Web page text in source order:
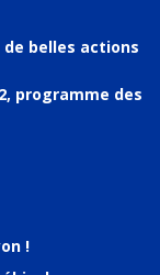
belles actions
programme des
!